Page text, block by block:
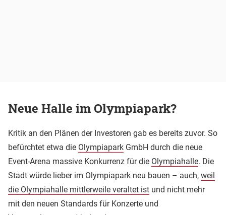
Neue Halle im Olympiapark?
Kritik an den Plänen der Investoren gab es bereits zuvor. So
befürchtet etwa die Olympiapark GmbH durch die neue
Event-Arena massive Konkurrenz für die Olympiahalle. Die
Stadt würde lieber im Olympiapark neu bauen – auch, weil
die Olympiahalle mittlerweile veraltet ist und nicht mehr
mit den neuen Standards für Konzerte und